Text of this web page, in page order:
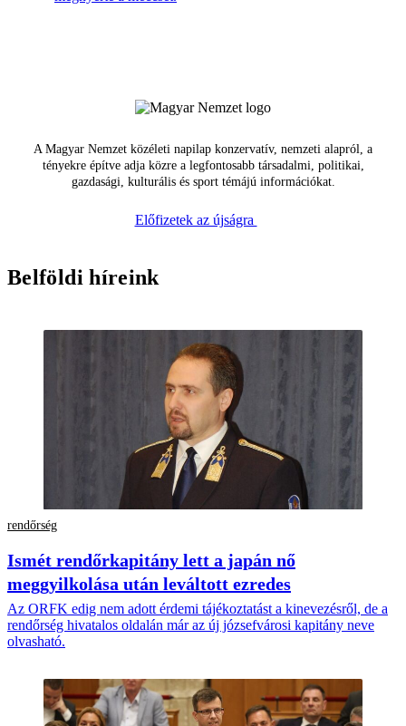
A Magyar Nemzet közéleti napilap konzervatív, nemzeti alapról, a
tényekre építve adja közre a legfontosabb társadalmi, politikai,
gazdasági, kulturális és sport témájú információkat.
Előfizetek az újságra
Belföldi híreink
rendőrség
Ismét rendőrkapitány lett a japán nő
meggyilkolása után leváltott ezredes
Az ORFK edig nem adott érdemi tájékoztatást a kinevezésről, de a
rendőrség hivatalos oldalán már az új józsefvárosi kapitány neve
olvasható.